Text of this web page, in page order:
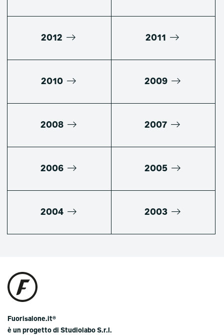
2012 2011
2010 2009
2008 2007
2006 2005
2004 2003
Fuorisalone.it®
è un progetto di Studiolabo S.r.l.